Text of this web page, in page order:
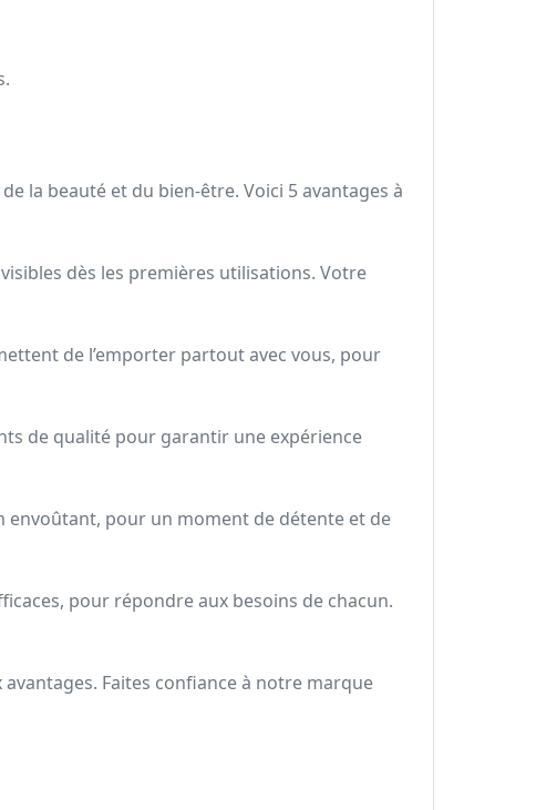
la beauté et du bien-être. Voici 5 avantages à
dès les premières utilisations. Votre
de l’emporter partout avec vous, pour
de qualité pour garantir une expérience
envoûtant, pour un moment de détente et de
pour répondre aux besoins de chacun.
Faites confiance à notre marque